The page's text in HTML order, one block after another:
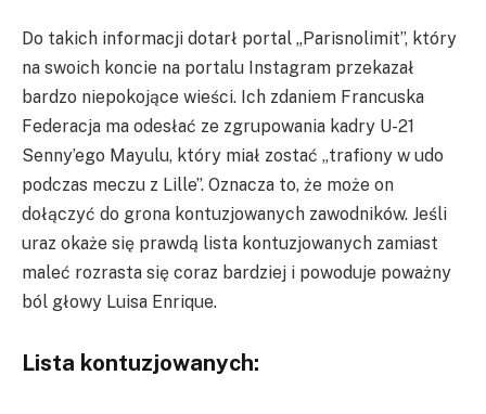
Do takich informacji dotarł portal „Parisnolimit”, który
na swoich koncie na portalu Instagram przekazał
bardzo niepokojące wieści. Ich zdaniem Francuska
Federacja ma odesłać ze zgrupowania kadry U-21
Senny’ego Mayulu, który miał zostać „trafiony w udo
podczas meczu z Lille”. Oznacza to, że może on
dołączyć do grona kontuzjowanych zawodników. Jeśli
uraz okaże się prawdą lista kontuzjowanych zamiast
maleć rozrasta się coraz bardziej i powoduje poważny
ból głowy Luisa Enrique.
Lista kontuzjowanych: